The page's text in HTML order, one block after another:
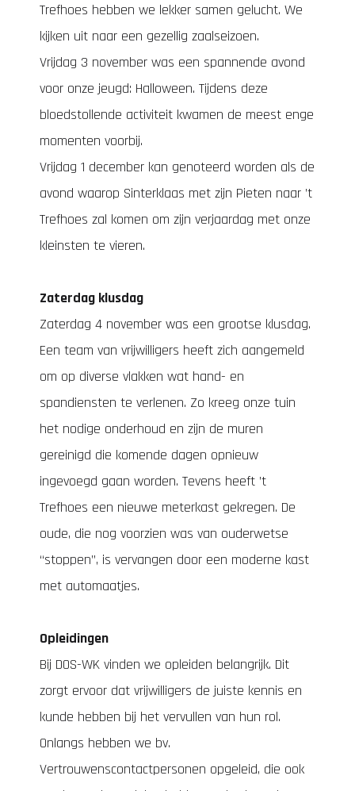
Trefhoes hebben we lekker samen gelucht. We
kijken uit naar een gezellig zaalseizoen.
Vrijdag 3 november was een spannende avond
voor onze jeugd: Halloween. Tijdens deze
bloedstollende activiteit kwamen de meest enge
momenten voorbij.
Vrijdag 1 december kan genoteerd worden als de
avond waarop Sinterklaas met zijn Pieten naar ’t
Trefhoes zal komen om zijn verjaardag met onze
kleinsten te vieren.
Zaterdag klusdag
Zaterdag 4 november was een grootse klusdag.
Een team van vrijwilligers heeft zich aangemeld
om op diverse vlakken wat hand- en
spandiensten te verlenen. Zo kreeg onze tuin
het nodige onderhoud en zijn de muren
gereinigd die komende dagen opnieuw
ingevoegd gaan worden. Tevens heeft ’t
Trefhoes een nieuwe meterkast gekregen. De
oude, die nog voorzien was van ouderwetse
“stoppen”, is vervangen door een moderne kast
met automaatjes.
Opleidingen
Bij DOS-WK vinden we opleiden belangrijk. Dit
zorgt ervoor dat vrijwilligers de juiste kennis en
kunde hebben bij het vervullen van hun rol.
Onlangs hebben we bv.
Vertrouwenscontactpersonen opgeleid, die ook